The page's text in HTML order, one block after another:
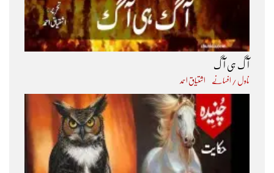
آگ ہی آگ
ناول / افسانے اشتیاق احمد